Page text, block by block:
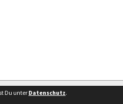
Besucherstatistik
Du unter Datenschutz.